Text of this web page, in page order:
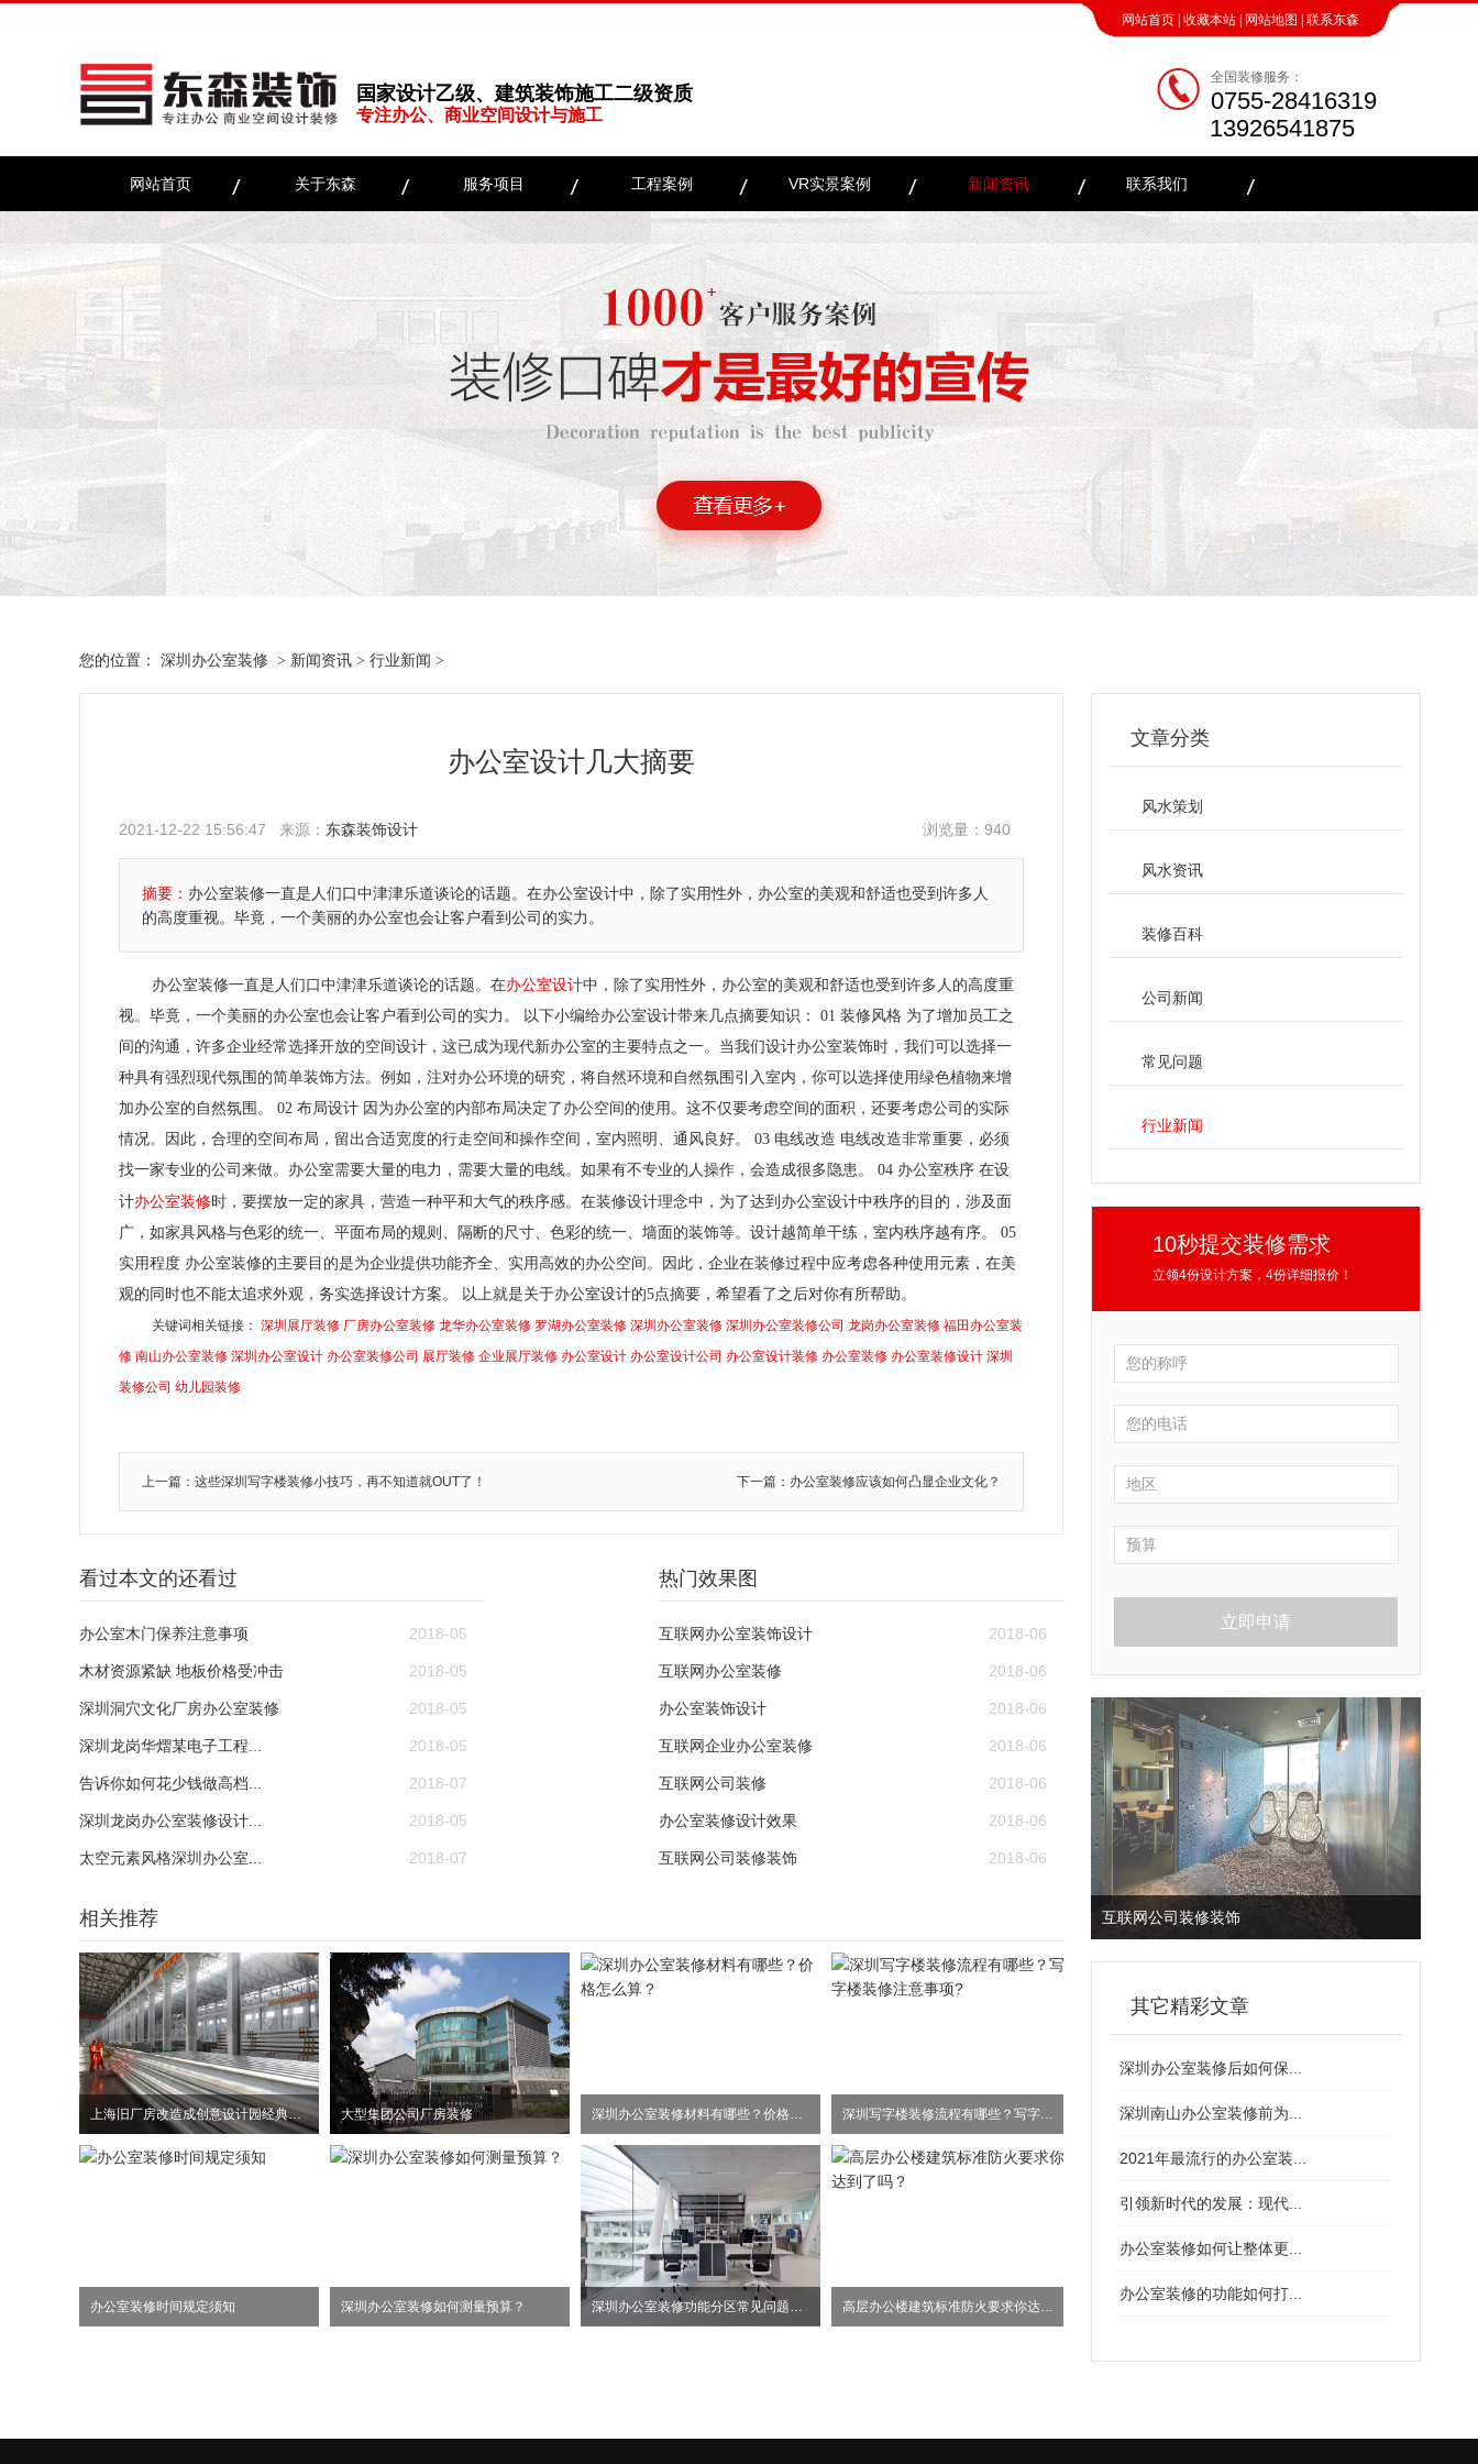
网站首页 收藏本站 网站地图 联系东森
国家设计乙级、建筑装饰施工二级资质
专注办公、商业空间设计与施工
全国装修服务：
0755-28416319
13926541875
网站首页 关于东森 服务项目 工程案例 VR实景案例 新闻资讯 联系我们
您的位置： 深圳办公室装修 > 新闻资讯 > 行业新闻 >
办公室设计几大摘要
2021-12-22 15:56:47 来源： 东森装饰设计 浏览量： 940
摘要： 办公室装修一直是人们口中津津乐道谈论的话题。在办公室设计中，除了实用性外，办公室的美观和舒适也受到许多人
的高度重视。毕竟，一个美丽的办公室也会让客户看到公司的实力。
办公室装修一直是人们口中津津乐道谈论的话题。在办公室设计中，除了实用性外，办公室的美观和舒适也受到许多人的高度重
视。毕竟，一个美丽的办公室也会让客户看到公司的实力。 以下小编给办公室设计带来几点摘要知识： 01 装修风格 为了增加员工之
间的沟通，许多企业经常选择开放的空间设计，这已成为现代新办公室的主要特点之一。当我们设计办公室装饰时，我们可以选择一
种具有强烈现代氛围的简单装饰方法。例如，注对办公环境的研究，将自然环境和自然氛围引入室内，你可以选择使用绿色植物来增
加办公室的自然氛围。 02 布局设计 因为办公室的内部布局决定了办公空间的使用。这不仅要考虑空间的面积，还要考虑公司的实际
情况。因此，合理的空间布局，留出合适宽度的行走空间和操作空间，室内照明、通风良好。 03 电线改造 电线改造非常重要，必须
找一家专业的公司来做。办公室需要大量的电力，需要大量的电线。如果有不专业的人操作，会造成很多隐患。 04 办公室秩序 在设
计办公室装修时，要摆放一定的家具，营造一种平和大气的秩序感。在装修设计理念中，为了达到办公室设计中秩序的目的，涉及面
广，如家具风格与色彩的统一、平面布局的规则、隔断的尺寸、色彩的统一、墙面的装饰等。设计越简单干练，室内秩序越有序。 05
实用程度 办公室装修的主要目的是为企业提供功能齐全、实用高效的办公空间。因此，企业在装修过程中应考虑各种使用元素，在美
观的同时也不能太追求外观，务实选择设计方案。 以上就是关于办公室设计的5点摘要，希望看了之后对你有所帮助。
关键词相关链接： 深圳展厅装修 厂房办公室装修 龙华办公室装修 罗湖办公室装修 深圳办公室装修 深圳办公室装修公司 龙岗办公室装修 福田办公室装
修 南山办公室装修 深圳办公室设计 办公室装修公司 展厅装修 企业展厅装修 办公室设计 办公室设计公司 办公室设计装修 办公室装修 办公室装修设计 深圳
装修公司 幼儿园装修
上一篇：这些深圳写字楼装修小技巧，再不知道就OUT了！ 下一篇：办公室装修应该如何凸显企业文化？
看过本文的还看过
办公室木门保养注意事项 2018-05
木材资源紧缺 地板价格受冲击 2018-05
深圳洞穴文化厂房办公室装修 2018-05
深圳龙岗华熠某电子工程... 2018-05
告诉你如何花少钱做高档... 2018-07
深圳龙岗办公室装修设计... 2018-05
太空元素风格深圳办公室... 2018-07
热门效果图
互联网办公室装饰设计 2018-06
互联网办公室装修 2018-06
办公室装饰设计 2018-06
互联网企业办公室装修 2018-06
互联网公司装修 2018-06
办公室装修设计效果 2018-06
互联网公司装修装饰 2018-06
相关推荐
上海旧厂房改造成创意设计园经典案例 大型集团公司厂房装修 深圳办公室装修材料有哪些？价格怎么算？ 深圳写字楼装修流程有哪些？写字楼装修注意事项?
办公室装修时间规定须知 深圳办公室装修如何测量预算？ 深圳办公室装修功能分区常见问题事项 高层办公楼建筑标准防火要求你达到了吗？
文章分类
风水策划
风水资讯
装修百科
公司新闻
常见问题
行业新闻
10秒提交装修需求
立领4份设计方案，4份详细报价！
立即申请
互联网公司装修装饰
其它精彩文章
深圳办公室装修后如何保...
深圳南山办公室装修前为...
2021年最流行的办公室装...
引领新时代的发展：现代...
办公室装修如何让整体更...
办公室装修的功能如何打...